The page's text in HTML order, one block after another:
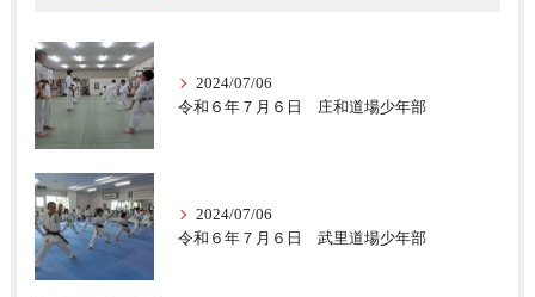
2024/07/06
令和６年７月６日 庄和道場少年部
2024/07/06
令和６年７月６日 武里道場少年部